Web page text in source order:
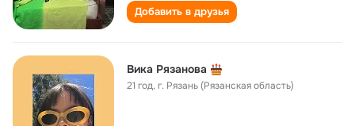
Добавить в друзья
Вика Рязанова
21 год,г. Рязань (Рязанская область)